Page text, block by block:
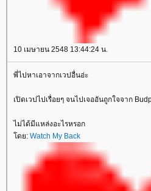
10 เมษายน 2548 13:44:24 น.
พี่ไปหาเอาจากเวปอื่นอ่ะ
เปิดเวปไปเรื่อยๆ จนไปเจออันถูกใจจาก
ไม่ได้มีแหล่งอะไรหรอก
ดย: Watch My Back